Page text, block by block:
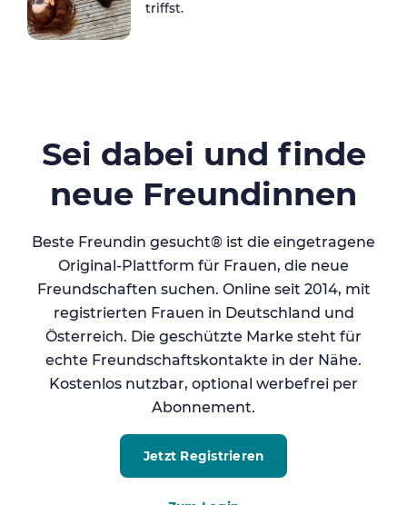
triffst.
Sei dabei und finde
neue Freundinnen
Beste Freundin gesucht® ist die eingetragene
Original-Plattform für Frauen, die neue
Freundschaften suchen. Online seit 2014, mit
registrierten Frauen in Deutschland und
Österreich. Die geschützte Marke steht für
echte Freundschaftskontakte in der Nähe.
Kostenlos nutzbar, optional werbefrei per
Abonnement.
Jetzt Registrieren